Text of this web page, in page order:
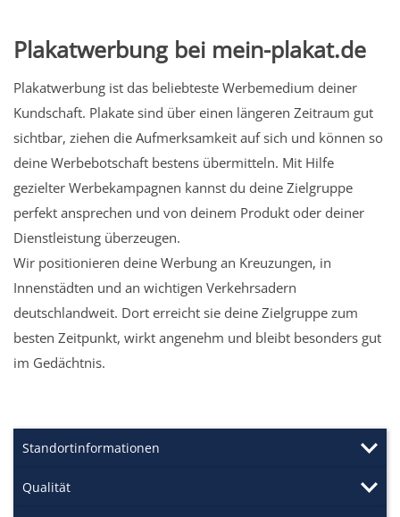
Plakatwerbung bei mein-plakat.de
Plakatwerbung ist das beliebteste Werbemedium deiner
Kundschaft. Plakate sind über einen längeren Zeitraum gut
sichtbar, ziehen die Aufmerksamkeit auf sich und können so
deine Werbebotschaft bestens übermitteln. Mit Hilfe
gezielter Werbekampagnen kannst du deine Zielgruppe
perfekt ansprechen und von deinem Produkt oder deiner
Dienstleistung überzeugen.
Wir positionieren deine Werbung an Kreuzungen, in
Innenstädten und an wichtigen Verkehrsadern
deutschlandweit. Dort erreicht sie deine Zielgruppe zum
besten Zeitpunkt, wirkt angenehm und bleibt besonders gut
im Gedächtnis.
Standortinformationen
Qualität